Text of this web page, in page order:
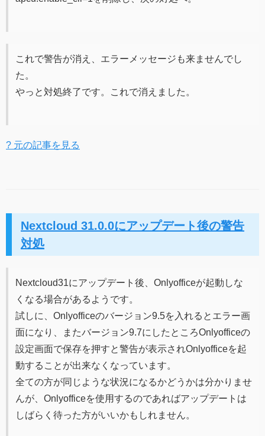
これで警告が消え、エラーメッセージも来ませんでし
た。
やっと対処終了です。これで消えました。
? 元の記事を見る
Nextcloud 31.0.0にアップデート後の警告
対処
Nextcloud31にアップデート後、Onlyofficeが起動しな
くなる場合があるようです。
試しに、Onlyofficeのバージョン9.5を入れるとエラー画
面になり、またバージョン9.7にしたところOnlyofficeの
設定画面で保存を押すと警告が表示されOnlyofficeを起
動することが出来なくなっています。
全ての方が同じような状況になるかどうかは分かりませ
んが、Onlyofficeを使用するのであればアップデートは
しばらく待った方がいいかもしれません。